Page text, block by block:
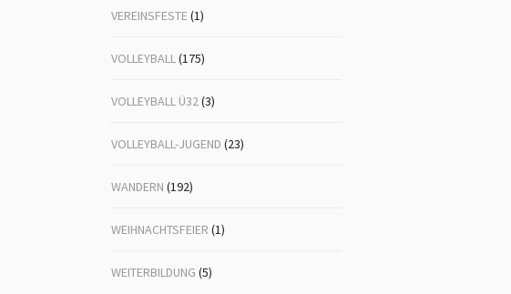
VEREINSFESTE(1)
VOLLEYBALL(175)
VOLLEYBALL Ü32(3)
VOLLEYBALL-JUGEND (23)
WANDERN (192)
WEIHNACHTSFEIER (1)
WEITERBILDUNG (5)